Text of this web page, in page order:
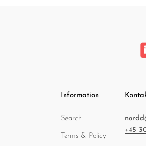
Information
Search
Terms & Policy
+45